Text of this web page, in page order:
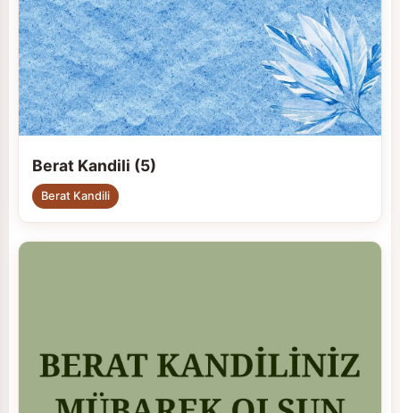
Berat Kandili (5)
Berat Kandili